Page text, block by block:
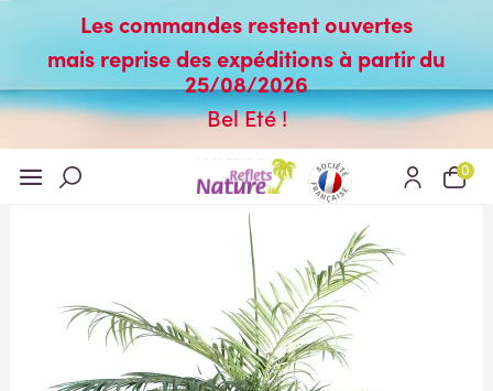
Les commandes restent ouvertes
mais reprise des expéditions à partir du
25/08/2026
Bel Eté !
0